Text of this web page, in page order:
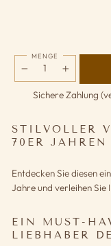
MENGE
Sichere Zahlung
STILVOLLER
70ER JAHREN
Entdecken Sie diesen
Jahre und verleihen
EIN MUST-
LIEBHABER